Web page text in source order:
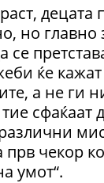
децата
но главно
се
ќе кажат
а не ги
сфаќаат
прв чекор
умот“.